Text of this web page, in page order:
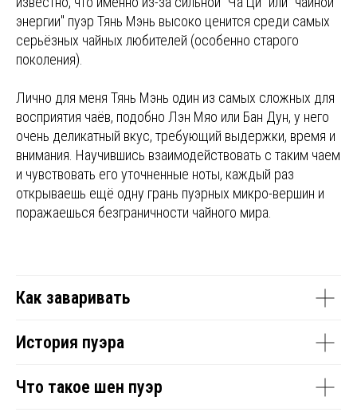
энергии" пуэр Тянь Мэнь высоко ценится среди самых
серьёзных чайных любителей (особенно старого
поколения).
Лично для меня Тянь Мэнь один из самых сложных для
восприятия чаёв, подобно Лэн Мяо или Бан Дун, у него
очень деликатный вкус, требующий выдержки, время и
внимания. Научившись взаимодействовать с таким чаем
и чувствовать его уточненные ноты, каждый раз
открываешь ещё одну грань пуэрных микро-вершин и
поражаешься безграничности чайного мира.
Как заваривать
История пуэра
Что такое шен пуэр